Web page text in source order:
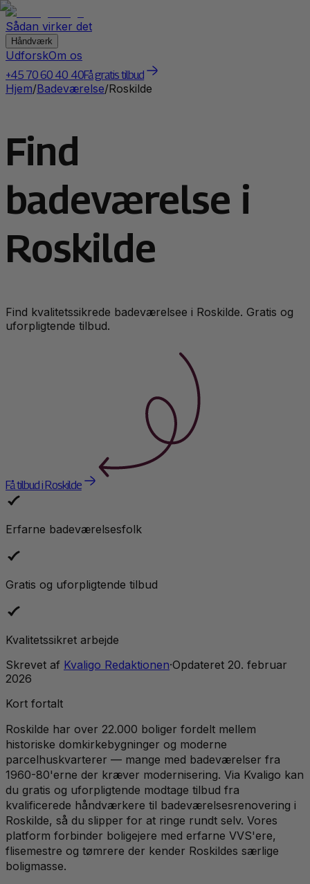
Sådan virker det
Håndværk
UdforskOm os
+45 70 60 40 40Få gratis tilbud
Hjem/Badeværelse/Roskilde
Find
badeværelse i
Roskilde
Find kvalitetssikrede badeværelsee i Roskilde. Gratis og
uforpligtende tilbud.
Få tilbud i Roskilde
Erfarne badeværelsesfolk
Gratis og uforpligtende tilbud
Kvalitetssikret arbejde
Skrevet af Kvaligo Redaktionen·Opdateret 20. februar
2026
Kort fortalt
Roskilde har over 22.000 boliger fordelt mellem
historiske domkirkebygninger og moderne
parcelhuskvarterer — mange med badeværelser fra
1960-80'erne der kræver modernisering. Via Kvaligo kan
du gratis og uforpligtende modtage tilbud fra
kvalificerede håndværkere til badeværelsesrenovering i
Roskilde, så du slipper for at ringe rundt selv. Vores
platform forbinder boligejere med erfarne VVS'ere,
flisemestre og tømrere der kender Roskildes særlige
boligmasse.